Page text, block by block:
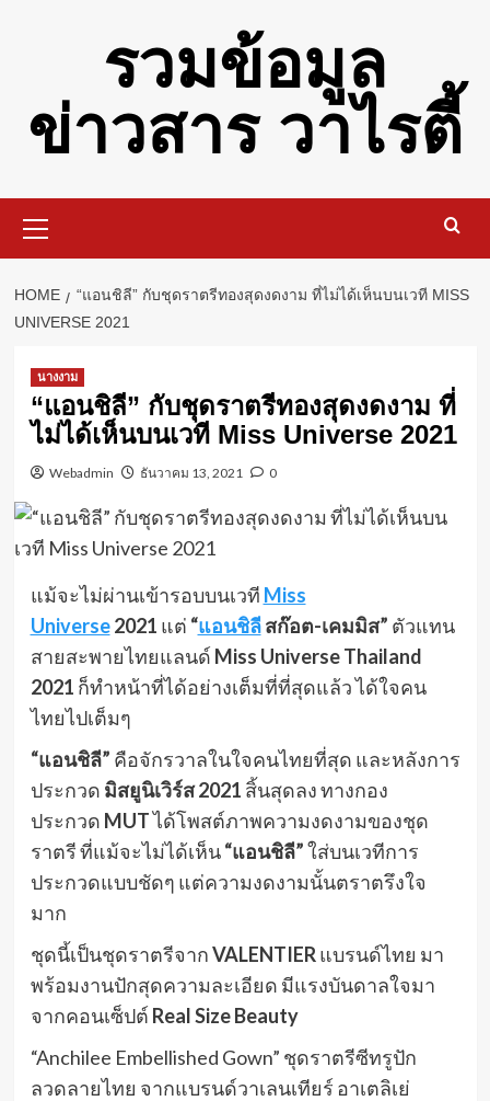
รวมข้อมูล
ข่าวสาร วาไรตี้
Menu
HOME
“แอนชิลี” กับชุดราตรีทองสุดงดงาม ที่ไม่ได้เห็นบนเวที MISS
UNIVERSE 2021
นางงาม
“แอนชิลี” กับชุดราตรีทองสุดงดงาม ที่
ไม่ได้เห็นบนเวที Miss Universe 2021
Webadmin ธันวาคม 13, 2021 0
แม้จะไม่ผ่านเข้ารอบบนเวที Miss
Universe2021 แต่ “แอนชิลีสก๊อต-เคมมิส” ตัวแทน
สายสะพายไทยแลนด์ Miss Universe Thailand
2021 ก็ทำหน้าที่ได้อย่างเต็มที่ที่สุดแล้ว ได้ใจคน
ไทยไปเต็มๆ
“แอนชิลี” คือจักรวาลในใจคนไทยที่สุด และหลังการ
ประกวด มิสยูนิเวิร์ส 2021 สิ้นสุดลง ทางกอง
ประกวด MUTได้โพสต์ภาพความงดงามของชุด
ราตรี ที่แม้จะไม่ได้เห็น“แอนชิลี”ใส่บนเวทีการ
ประกวดแบบชัดๆ แต่ความงดงามนั้นตราตรึงใจ
มาก
ชุดนี้เป็นชุดราตรีจากVALENTIERแบรนด์ไทย มา
พร้อมงานปักสุดความละเอียด มีแรงบันดาลใจมา
จากคอนเซ็ปต์ Real Size Beauty
“Anchilee Embellished Gown” ชุดราตรีซีทรูปัก
ลวดลายไทย จากแบรนด์วาเลนเทียร์ อาเตลิเย่